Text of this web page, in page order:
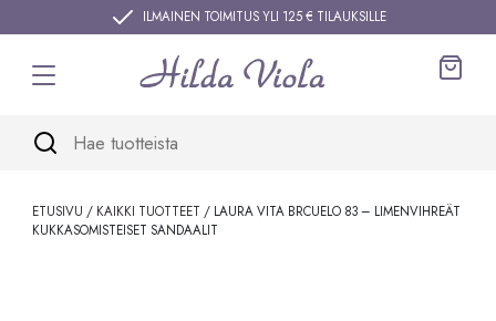
ILMAINEN TOIMITUS YLI 125 € TILAUKSILLE
ETUSIVU / KAIKKI TUOTTEET / LAURA VITA BRCUELO 83 – LIMENVIHREÄT
KUKKASOMISTEISET SANDAALIT